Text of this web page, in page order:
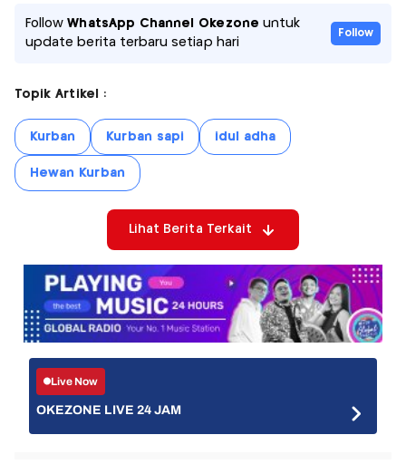
FollowWhatsApp Channel Okezone untuk
update berita terbaru setiap hari
Follow
Topik Artikel :
Kurban Kurban sapi idul adha
Hewan Kurban
Lihat Berita Terkait
Live Now
OKEZONE LIVE 24 JAM